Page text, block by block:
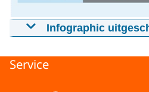
Infographic
Na de verkiezingen voor
Service